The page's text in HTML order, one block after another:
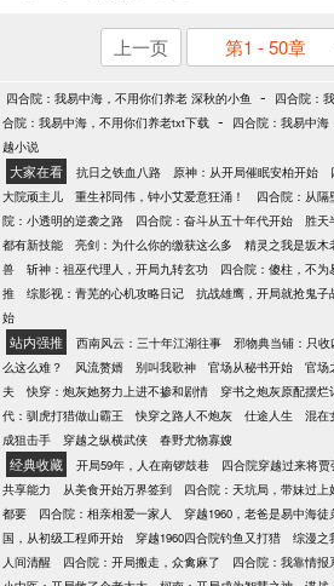
上一页 第1 - 50章
四合院：我易中海，不用你们养老 深秋的小鱼 - 四合院：
合院：我易中海，不用你们养老txt下载 - 四合院：我易中
越小说
大家在看 抗日之铁血八路 原神：从开局催眠安柏开始
大院顽主儿
重生祁同伟，钟小艾爱意狂涌！ 四合院：从隔
院：小透明的逆袭之路
四合院：奋斗从五十年代开始 胜天
都有新技能
亮剑：为什么你的缴获这么多 精灵之我是坂木
兽
斩神：祖巫代理人，开局九转玄功 四合院：傻柱，不为
推
综影视：青芜的心机攻略日记 抗战雄鹰，开局就抢鬼子
始
站内强推 西南风云：三十年江湖往事 邪物典当铺：只收
么这么难？
风流赘婿 别叫我歌神 官场从秘书开始 官场
夫
快穿：炮灰她努力上进不掺和剧情 穿书之炮灰原配摆烂
代：驯虎打猎做山霸王
快穿之路人不炮灰 仕途人生 混在
成狙击手
穿越之纵横武侠 春野尤物寡嫂
经典收藏 开局59年，人在南锣鼓巷 四合院穿越过来将
共享能力
从美食开始万界签到 四合院：天坑局，带妹过上
都要
四合院：相亲相爱一家人 穿越1960，老爸是易中海徒
国，从初级工程师开始
穿越1960四合院钓鱼又打猎 综漫之
人间清醒
四合院：开局搬走，众禽麻了 四合院：我靠情报